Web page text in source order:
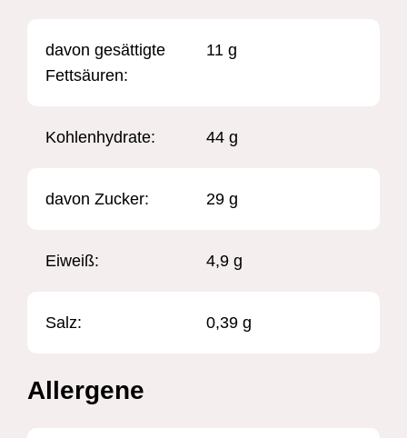
davon gesättigte
Fettsäuren:
11 g
Kohlenhydrate: 44 g
davon Zucker: 29 g
Eiweiß: 4,9 g
Salz: 0,39 g
Allergene